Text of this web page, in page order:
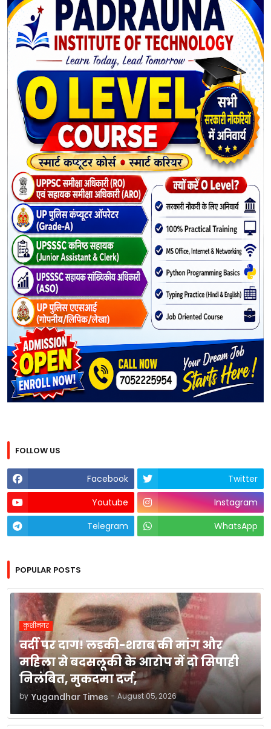
FOLLOW US
Facebook
Twitter
Youtube
Instagram
Telegram
WhatsApp
POPULAR POSTS
कुशीनगर
वर्दी पर दाग! लड़की-शराब की मांग और
महिला से बदसलूकी के आरोप में दो सिपाही
निलंबित, मुकदमा दर्ज,
by Yugandhar Times - August 05, 2026